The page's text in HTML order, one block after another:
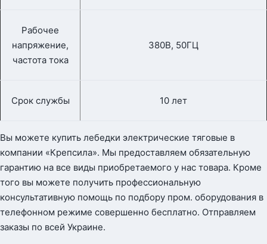
Рабочее
напряжение,
частота тока
380В, 50ГЦ
Срок службы 10 лет
Вы можете купить лебедки электрические тяговые в
компании «Крепсила». Мы предоставляем обязательную
гарантию на все виды приобретаемого у нас товара. Кроме
того вы можете получить профессиональную
консультативную помощь по подбору пром. оборудования в
телефонном режиме совершенно бесплатно. Отправляем
заказы по всей Украине.